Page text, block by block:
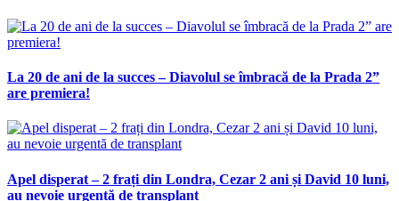
La 20 de ani de la succes – Diavolul se îmbracă de la Prada 2”
are premiera!
Apel disperat – 2 frați din Londra, Cezar 2 ani și David 10 luni,
au nevoie urgentă de transplant